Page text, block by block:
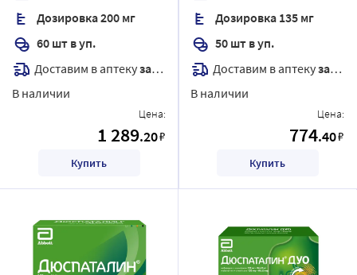
Дозировка 200 мг
60 шт в уп.
Доставим в аптекузавтра
В наличии
Цена:
1 289.20₽
Купить
Дозировка 135 мг
50 шт в уп.
Доставим в аптекузавтра
В наличии
Цена:
774.40₽
Купить